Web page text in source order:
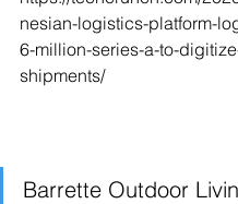
nesian-logistics-platform-
6-million-series-a-to-
shipments/
Barrette Outdoor